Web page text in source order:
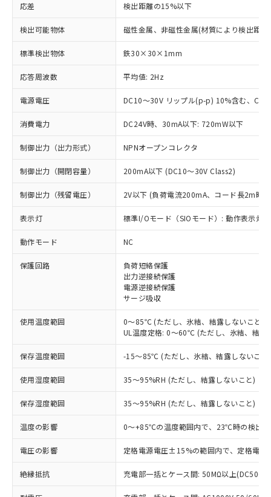
応差 検出距離の15%以下
検出可能物体 磁性金属、非磁性金属(材質により検出距
標準検出物体 鉄30×30×1mm
応答周波数 平均値: 2Hz
電源電圧 DC10～30V リップル(p-p) 10%含む、
消費電力 DC24V時、30mA以下: 720mW以下
制御出力（出力形式） NPNオープンコレクタ
制御出力（開閉容量） 200mA以下 (DC10～30V Class2)
制御出力（残留電圧） 2V以下 (負荷電流200mA、コード長2m時)
表示灯 標準I/Oモード（SIOモード）: 動作表示灯(
動作モード NC
保護回路
負荷短絡保護
出力逆接続保護
電源逆接続保護
サージ吸収
使用温度範囲
0～85℃ (ただし、氷結、結露しないこと)
UL温度定格: 0～60℃ (ただし、氷結、結露
保存温度範囲 -15～85℃ (ただし、氷結、結露しないこと)
使用湿度範囲 35～95%RH (ただし、結露しないこと)
保存湿度範囲 35～95%RH (ただし、結露しないこと)
温度の影響 0～+85℃の温度範囲内で、23℃時の検出
電圧の影響 定格電源電圧±15%の範囲内で、定格電
絶縁抵抗 充電部一括とケース間: 50MΩ以上(DC500V
ご利用条件
以下の条件をお読みいただき、同意のうえ
ご利用ください。
商品の当社在庫状況および標準価格
(税抜)を提供させていただくもので
当社制御機器事業取扱商品の中には、
本サービスの対象外となる商品もある
ことをご了承ください。
在庫状況および標準価格照会結果は、
対応済み：EU RoHS指令（10物質）の
非含有に対応した製品が提供可能な商品で
有に対応した製品に切り替える予定のある
対応予定なし：EU RoHS指令（10物質）の
非含有に非対応の商品で、対応品を出す予
定はありません。
調査・確認中：EU RoHS指令（10物質）の
非含有の対応状況を調査中または確認中の
非該当品：ライセンス料など無形物で、有
害物質有無と関係のない商品です。
仕入先様の事情により、非含有部品として
むを得ず変更することがあります。
※1 中国RoHS○×表
「○」：最大均質材料含有率が中国RoHSの
基準値以下であることを示します。
「×」：最大均質材料含有率が中国RoHSの
基準値を超えていることを示します。
「－」：未確認です。当社販売部門へお問
当社は、これら貴社製品のうち、外国